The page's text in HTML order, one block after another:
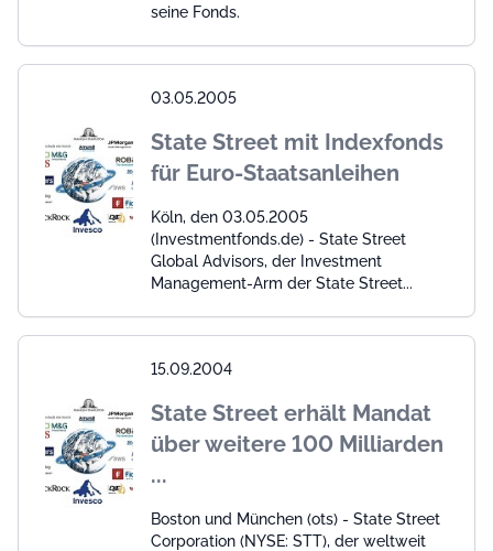
seine Fonds.
03.05.2005
State Street mit Indexfonds
für Euro-Staatsanleihen
Köln, den 03.05.2005
(Investmentfonds.de) - State Street
Global Advisors, der Investment
Management-Arm der State Street...
15.09.2004
State Street erhält Mandat
über weitere 100 Milliarden
...
Boston und München (ots) - State Street
Corporation (NYSE: STT), der weltweit